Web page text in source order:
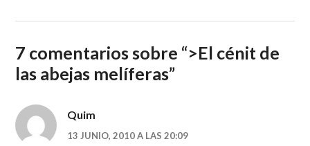
7 comentarios sobre “>El cénit de
las abejas melíferas”
Quim
13 JUNIO, 2010 A LAS 20:09